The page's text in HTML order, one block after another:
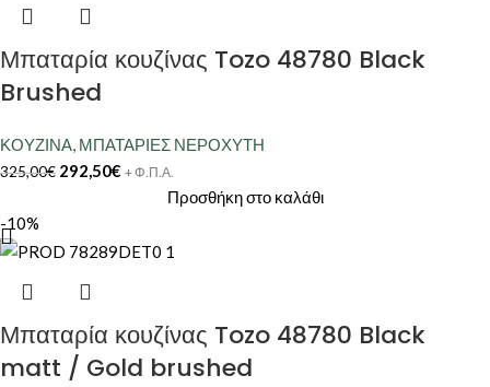
Μπαταρία κουζίνας Tozo 48780 Black
Brushed
ΚΟΥΖΙΝΑ, ΜΠΑΤΑΡΙΕΣ ΝΕΡΟΧΥΤΗ
325,00€ 292,50€ + Φ.Π.Α.
Προσθήκη στο καλάθι
-10%
Μπαταρία κουζίνας Tozo 48780 Black
matt / Gold brushed